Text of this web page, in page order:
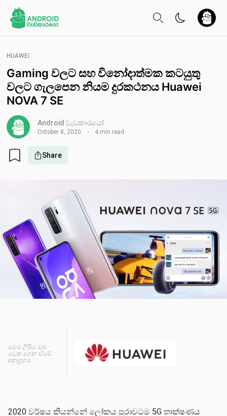
HUAWEI
Gaming වලට සහ විනෝදාත්මක කටයුතු
වලට ගැලපෙන නියම දුරකථනය Huawei
NOVA 7 SE
Android වැඩකාරයෝ
October 8, 2020 4 min read
Share
මෙම ලිපිය ඔබ
වෙත ගෙන ඒමේ
අනුග්‍රහය
2020 වර්ෂය කියන්නේ ලෝකය පුරාවටම 5G තාක්ෂණය